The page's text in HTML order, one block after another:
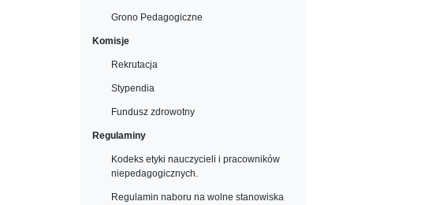
Grono Pedagogiczne
Komisje
Rekrutacja
Stypendia
Fundusz zdrowotny
Regulaminy
Kodeks etyki nauczycieli i pracowników
niepedagogicznych.
Regulamin naboru na wolne stanowiska